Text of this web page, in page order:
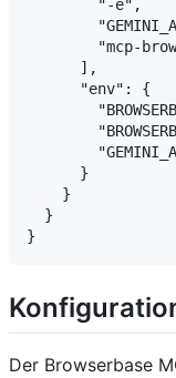
        "-e",
"mcp-
      ],
      "env": {
      }
    }
  }
Der Browserbase